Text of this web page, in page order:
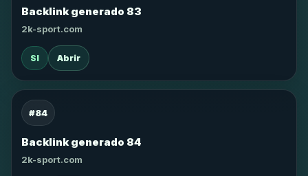
Backlink generado 83
2k-sport.com
SI Abrir
#84
Backlink generado 84
2k-sport.com